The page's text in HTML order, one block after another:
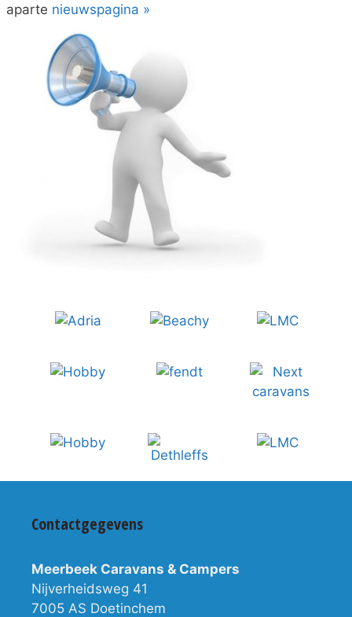
aparte nieuwspagina »
Contactgegevens
Meerbeek Caravans & Campers
Nijverheidsweg 41
7005 AS Doetinchem